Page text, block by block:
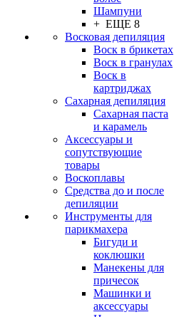
Шампуни
+ ЕЩЕ 8
Восковая депиляция
Воск в брикетах
Воск в гранулах
Воск в
картриджах
Сахарная депиляция
Сахарная паста
и карамель
Аксессуары и
сопутствующие
товары
Воскоплавы
Средства до и после
депиляции
Инструменты для
парикмахера
Бигуди и
коклюшки
Манекены для
причесок
Машинки и
аксессуары